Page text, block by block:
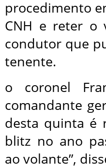
procedimento
CNH e reter o
condutor que
tenente.
o coronel
comandante
desta quinta é
blitz no ano
ao volante”,